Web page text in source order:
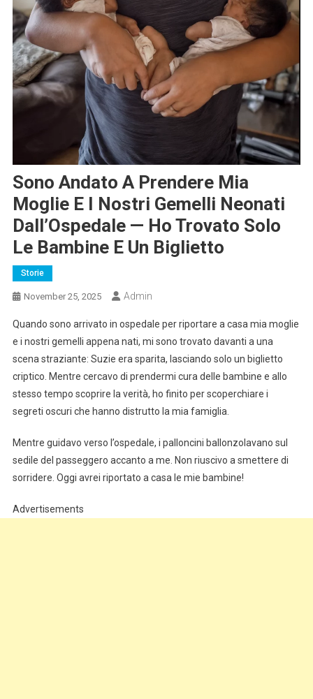
Sono Andato A Prendere Mia
Moglie E I Nostri Gemelli Neonati
Dall’Ospedale — Ho Trovato Solo
Le Bambine E Un Biglietto
Storie
November 25, 2025 Admin
Quando sono arrivato in ospedale per riportare a casa mia moglie
e i nostri gemelli appena nati, mi sono trovato davanti a una
scena straziante: Suzie era sparita, lasciando solo un biglietto
criptico. Mentre cercavo di prendermi cura delle bambine e allo
stesso tempo scoprire la verità, ho finito per scoperchiare i
segreti oscuri che hanno distrutto la mia famiglia.
Mentre guidavo verso l’ospedale, i palloncini ballonzolavano sul
sedile del passeggero accanto a me. Non riuscivo a smettere di
sorridere. Oggi avrei riportato a casa le mie bambine!
Advertisements